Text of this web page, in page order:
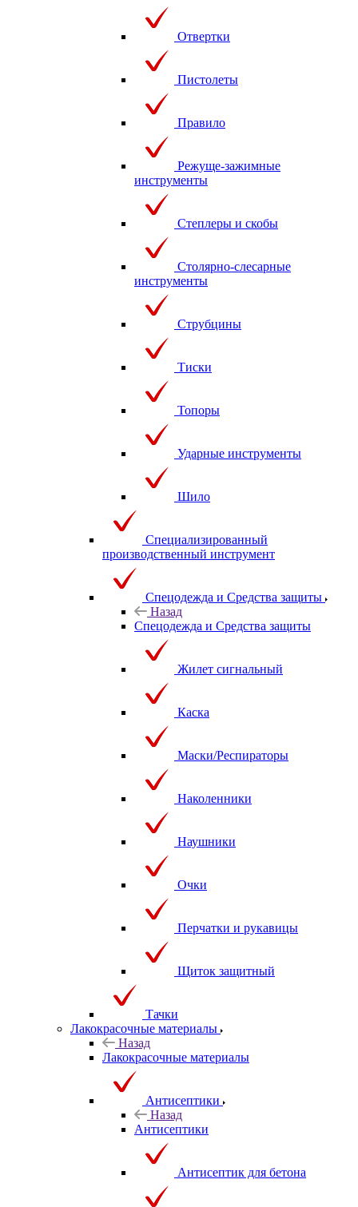
Отвертки
Пистолеты
Правило
Режуще-зажимные
инструменты
Степлеры и скобы
Столярно-слесарные
инструменты
Струбцины
Тиски
Топоры
Ударные инструменты
Шило
Специализированный
производственный инструмент
Спецодежда и Средства защиты
Назад
Спецодежда и Средства защиты
Жилет сигнальный
Каска
Маски/Респираторы
Наколенники
Наушники
Очки
Перчатки и рукавицы
Щиток защитный
Тачки
Лакокрасочные материалы
Назад
Лакокрасочные материалы
Антисептики
Назад
Антисептики
Антисептик для бетона